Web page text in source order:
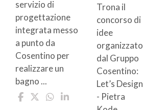
servizio di
progettazione
integrata messo
a punto da
Cosentino per
realizzare un
bagno ...
Trona il
concorso di
idee
organizzato
dal Gruppo
Cosentino:
Let’s Design
- Pietra